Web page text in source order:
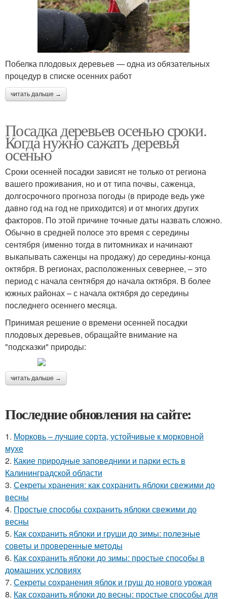
Побелка плодовых деревьев — одна из обязательных
процедур в списке осенних работ
читать дальше →
Посадка деревьев осенью сроки.
Когда нужно сажать деревья
осенью
Сроки осенней посадки зависят не только от региона
вашего проживания, но и от типа почвы, саженца,
долгосрочного прогноза погоды (в природе ведь уже
давно год на год не приходится) и от многих других
факторов. По этой причине точные даты назвать сложно.
Обычно в средней полосе это время с середины
сентября (именно тогда в питомниках и начинают
выкапывать саженцы на продажу) до середины-конца
октября. В регионах, расположенных севернее, – это
период с начала сентября до начала октября. В более
южных районах – с начала октября до середины
последнего осеннего месяца.
Принимая решение о времени осенней посадки
плодовых деревьев, обращайте внимание на
"подсказки" природы:
читать дальше →
Последние обновления на сайте:
1. Морковь – лучшие сорта, устойчивые к морковной
мухе
2. Какие природные заповедники и парки есть в
Калининградской области
3. Секреты хранения: как сохранить яблоки свежими до
весны
4. Простые способы сохранить яблоки свежими до
весны
5. Как сохранить яблоки и груши до зимы: полезные
советы и проверенные методы
6. Как сохранить яблоки до зимы: простые способы в
домашних условиях
7. Секреты сохранения яблок и груш до нового урожая
8. Как сохранить яблоки до весны: простые способы для